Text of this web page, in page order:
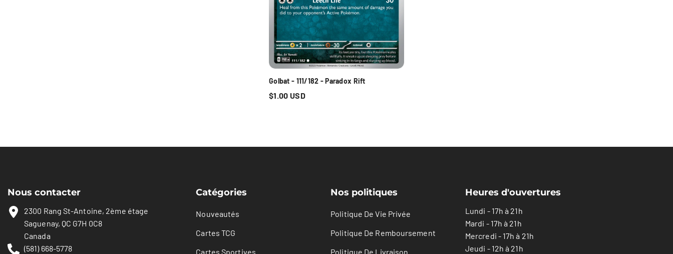
Golbat - 111/182 - Paradox Rift
$1.00 USD
Nous contacter
2300 Rang St-Antoine, 2ème étage
Saguenay, QC G7H 0C8
Canada
(581) 668-5778
Catégories
Nouveautés
Cartes TCG
Cartes Sportives
Nos politiques
Politique De Vie Privée
Politique De Remboursement
Politique De Livraison
Heures d'ouvertures
Lundi - 17h à 21h
Mardi - 17h à 21h
Mercredi - 17h à 21h
Jeudi - 12h à 21h